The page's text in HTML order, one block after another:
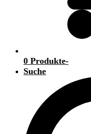
0 Produkte-
Suche